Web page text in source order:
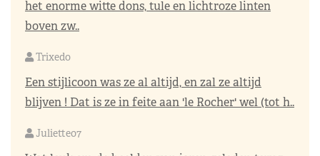
het enorme witte dons, tule en lichtroze linten
boven zw..
Trixedo
Een stijlicoon was ze al altijd, en zal ze altijd
blijven ! Dat is ze in feite aan 'le Rocher' wel (tot h..
Juliette07